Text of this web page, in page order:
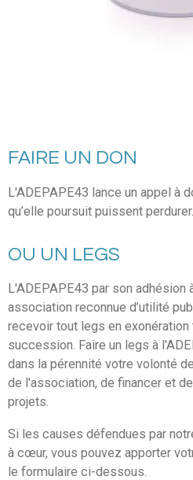
FAIRE UN DON
L'ADEPAPE43 lance un appel à
qu’elle poursuit puissent perdurer.
OU UN LEGS
L'ADEPAPE43 par son adhésion
association reconnue d’utilité
recevoir tout legs en
succession. Faire un legs à
dans la pérennité votre volonté
de l'association, de financer et
projets.
Si les causes défendues par
à cœur, vous pouvez apporter
le formulaire ci-dessous.